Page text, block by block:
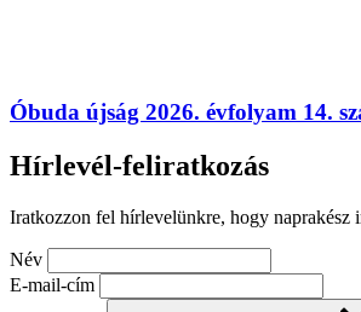
Óbuda újság 2026. évfolyam 14.
Hírlevél-feliratkozás
Iratkozzon fel hírlevelünkre, hogy naprakész
Név
E-mail-cím